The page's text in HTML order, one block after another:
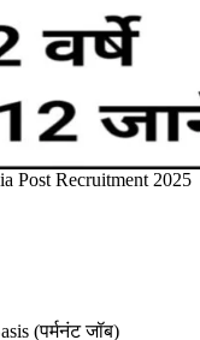
Post Recruitment 2025
(पर्मनंट जॉब)